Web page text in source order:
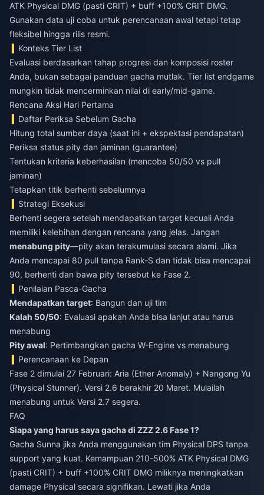
ATK Physical DMG (pasti CRIT) + buff +100% CRIT DMG.
Gunakan data uji coba untuk perencanaan awal tetapi tetap
fleksibel hingga rilis resmi.
Konteks Tier List
Evaluasi berdasarkan tahap progresi dan komposisi roster
Anda, bukan sebagai panduan gacha mutlak. Tier list endgame
mungkin tidak mencerminkan nilai di early/mid-game.
Rencana Aksi Hari Pertama
Daftar Periksa Sebelum Gacha
Hitung total sumber daya (saat ini + ekspektasi pendapatan)
Periksa status pity dan jaminan (guarantee)
Tentukan kriteria keberhasilan (mencoba 50/50 vs pull
jaminan)
Tetapkan titik berhenti sebelumnya
Strategi Eksekusi
Berhenti segera setelah mendapatkan target kecuali Anda
memiliki kelebihan dengan rencana yang jelas. Jangan
menabung pity—pity akan terakumulasi secara alami. Jika
Anda mencapai 80 pull tanpa Rank-S dan tidak bisa mencapai
90, berhenti dan bawa pity tersebut ke Fase 2.
Penilaian Pasca-Gacha
Mendapatkan target: Bangun dan uji tim
Kalah 50/50: Evaluasi apakah Anda bisa lanjut atau harus
menabung
Pity awal: Pertimbangkan gacha W-Engine vs menabung
Perencanaan ke Depan
Fase 2 dimulai 27 Februari: Aria (Ether Anomaly) + Nangong Yu
(Physical Stunner). Versi 2.6 berakhir 20 Maret. Mulailah
menabung untuk Versi 2.7 segera.
FAQ
Siapa yang harus saya gacha di ZZZ 2.6 Fase 1?
Gacha Sunna jika Anda menggunakan tim Physical DPS tanpa
support yang kuat. Kemampuan 210-500% ATK Physical DMG
(pasti CRIT) + buff +100% CRIT DMG miliknya meningkatkan
damage Physical secara signifikan. Lewati jika Anda